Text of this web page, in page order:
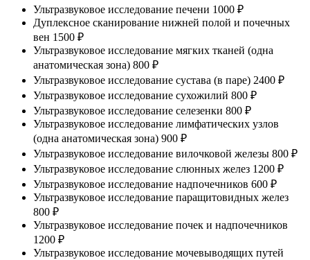
Ультразвуковое исследование печени 1000 ₽
Дуплексное сканирование нижней полой и почечных
вен 1500 ₽
Ультразвуковое исследование мягких тканей (одна
анатомическая зона) 800 ₽
Ультразвуковое исследование сустава (в паре) 2400 ₽
Ультразвуковое исследование сухожилий 800 ₽
Ультразвуковое исследование селезенки 800 ₽
Ультразвуковое исследование лимфатических узлов
(одна анатомическая зона) 900 ₽
Ультразвуковое исследование вилочковой железы 800 ₽
Ультразвуковое исследование слюнных желез 1200 ₽
Ультразвуковое исследование надпочечников 600 ₽
Ультразвуковое исследование паращитовидных желез
800 ₽
Ультразвуковое исследование почек и надпочечников
1200 ₽
Ультразвуковое исследование мочевыводящих путей